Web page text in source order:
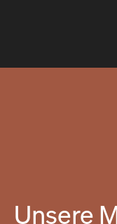
Unsere